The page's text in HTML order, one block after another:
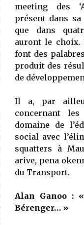
meeting des
présent dans
que dans
auront le choix.
font des
produit des
de
Il a, par
concernant
domaine de
social avec
squatters à
arive, pena
du Transport.
Alan Ganoo :
Bérenger… »